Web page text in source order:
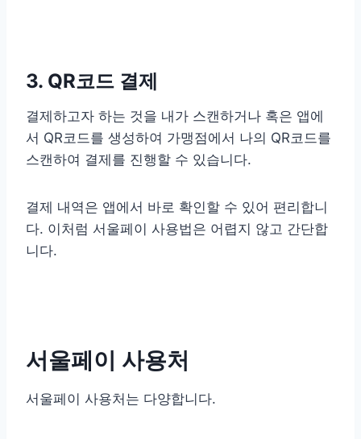
3. QR코드 결제
결제하고자 하는 것을 내가 스캔하거나 혹은 앱에
서 QR코드를 생성하여 가맹점에서 나의 QR코드를
스캔하여 결제를 진행할 수 있습니다.
결제 내역은 앱에서 바로 확인할 수 있어 편리합니
다. 이처럼 서울페이 사용법은 어렵지 않고 간단합
니다.
서울페이 사용처
서울페이 사용처는 다양합니다.